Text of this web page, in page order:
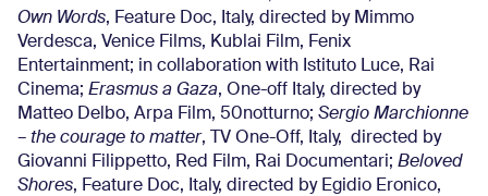
Own Words, Feature Doc, Italy, directed by Mimmo
Verdesca, Venice Films, Kublai Film, Fenix
Entertainment; in collaboration with Istituto Luce, Rai
Cinema; Erasmus a Gaza, One-off Italy, directed by
Matteo Delbo, Arpa Film, 50notturno; Sergio Marchionne
– the courage to matter, TV One-Off, Italy, directed by
Giovanni Filippetto, Red Film, Rai Documentari; Beloved
Shores, Feature Doc, Italy, directed by Egidio Eronico,